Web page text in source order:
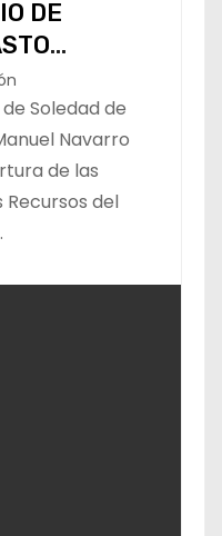
DE
Soledad de
Navarro
de las
del